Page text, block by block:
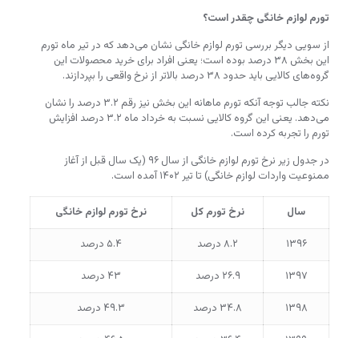
تورم لوازم خانگی چقدر است؟
از سویی دیگر بررسی تورم لوازم خانگی نشان می‌دهد که در تیر ماه تورم
این بخش ۳۸ درصد بوده است؛ یعنی افراد برای خرید محصولات این
گروه‌های کالایی باید حدود ۳۸ درصد بالاتر از نرخ واقعی را بپردازند.
نکته جالب توجه آنکه تورم ماهانه این بخش نیز رقم ۳.۲ درصد را نشان
می‌دهد. یعنی این گروه کالایی نسبت به خرداد ماه ۳.۲ درصد افزایش
تورم را تجربه کرده است.
در جدول زیر نرخ تورم لوازم خانگی از سال ۹۶ (یک سال قبل از آغاز
ممنوعیت واردات لوازم خانگی) تا تیر ۱۴۰۲ آمده است.
سال نرخ تورم کل
نرخ تورم لوازم خانگی
۱۳۹۶
۸.۲ درصد
۵.۴ درصد
۱۳۹۷
۲۶.۹ درصد
۴۳ درصد
۱۳۹۸
۳۴.۸ درصد
۴۹.۳ درصد